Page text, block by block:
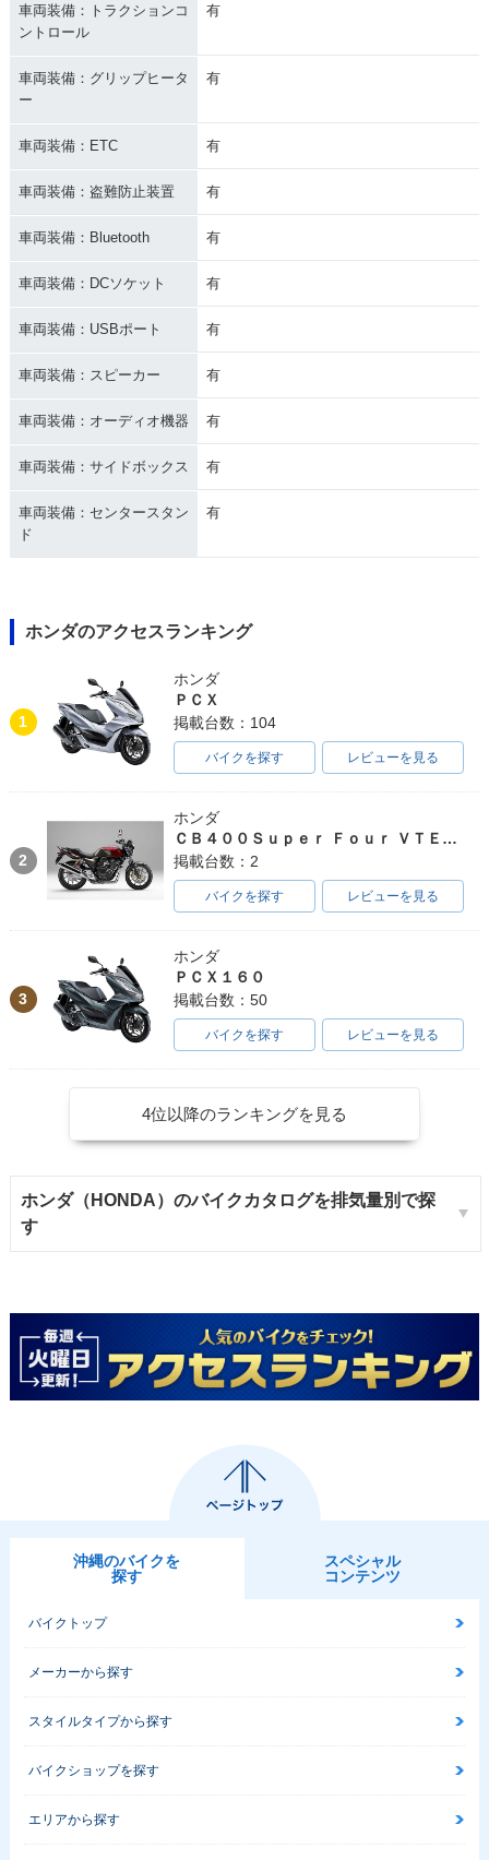
車両装備：トラクションコ
ントロール
有
車両装備：グリップヒータ
ー
有
車両装備：ETC 有
車両装備：盗難防止装置 有
車両装備：Bluetooth 有
車両装備：DCソケット 有
車両装備：USBポート 有
車両装備：スピーカー 有
車両装備：オーディオ機器 有
車両装備：サイドボックス 有
車両装備：センタースタン
ド
有
ホンダのアクセスランキング
1
ホンダ
ＰＣＸ
掲載台数：104
バイクを探す レビューを見る
2
ホンダ
ＣＢ４００Ｓｕｐｅｒ Ｆｏｕｒ ＶＴＥＣ ＳＰＥＣ３
掲載台数：2
バイクを探す レビューを見る
3
ホンダ
ＰＣＸ１６０
掲載台数：50
バイクを探す レビューを見る
4位以降のランキングを見る
ホンダ（HONDA）のバイクカタログを排気量別で探
す
沖縄のバイクを
探す
スペシャル
コンテンツ
バイクトップ
メーカーから探す
スタイルタイプから探す
バイクショップを探す
エリアから探す